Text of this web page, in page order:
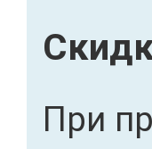
При